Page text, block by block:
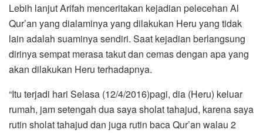
Lebih lanjut Arifah menceritakan kejadian pelecehan Al
Qur’an yang dialaminya yang dilakukan Heru yang tidak
lain adalah suaminya sendiri. Saat kejadian berlangsung
dirinya sempat merasa takut dan cemas dengan apa yang
akan dilakukan Heru terhadapnya.
“Itu terjadi hari Selasa (12/4/2016)pagi, dia (Heru) keluar
rumah, jam setengah dua saya sholat tahajud, karena saya
rutin sholat tahajud dan juga rutin baca Qur’an walau 2